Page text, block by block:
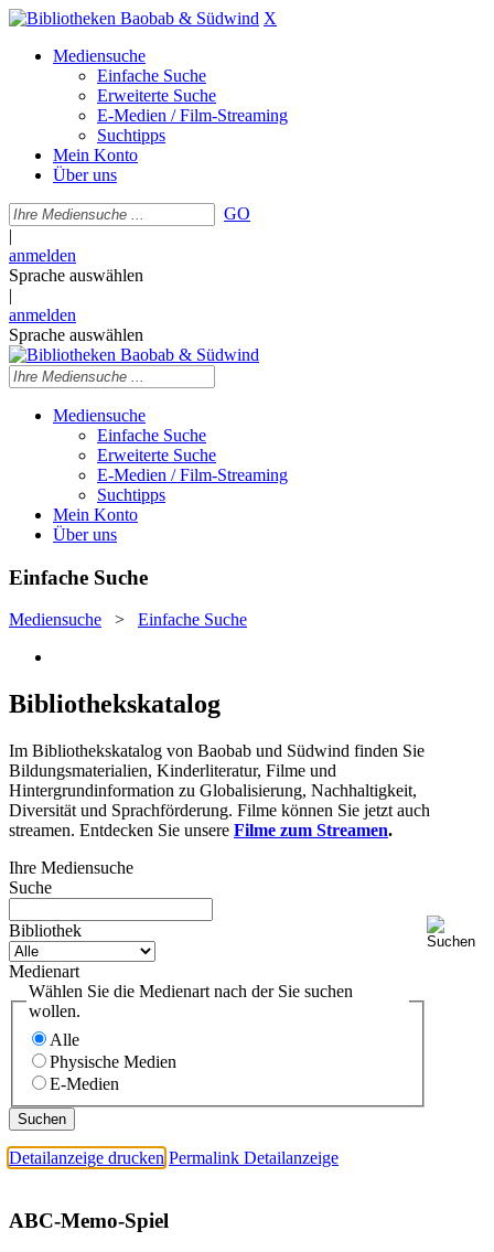
X
Mediensuche
Einfache Suche
Erweiterte Suche
E-Medien / Film-Streaming
Suchtipps
Mein Konto
Über uns
GO
|
anmelden
Sprache auswählen
|
anmelden
Sprache auswählen
Mediensuche
Einfache Suche
Erweiterte Suche
E-Medien / Film-Streaming
Suchtipps
Mein Konto
Über uns
Einfache Suche
Mediensuche > Einfache Suche
Bibliothekskatalog
Im Bibliothekskatalog von Baobab und Südwind finden Sie
Bildungsmaterialien, Kinderliteratur, Filme und
Hintergrundinformation zu Globalisierung, Nachhaltigkeit,
Diversität und Sprachförderung. Filme können Sie jetzt auch
streamen. Entdecken Sie unsere Filme zum Streamen.
Ihre Mediensuche
Suche
Bibliothek
Medienart
Wählen Sie die Medienart nach der Sie suchen
wollen.
Alle
Physische Medien
E-Medien
Detailanzeige drucken Permalink Detailanzeige
ABC-Memo-Spiel